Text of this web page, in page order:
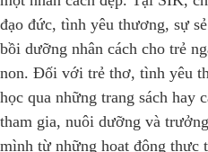
đạo đức, tình yêu thương, sự
bồi dưỡng nhân cách cho trẻ
non. Đối với trẻ thơ, tình yêu
học qua những trang sách hay
tham gia, nuôi dưỡng và
mình từ những hoạt động thực